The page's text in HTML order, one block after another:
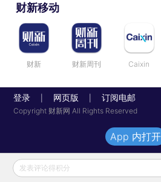
财新移动
财新 财新周刊 Caixin
登录 网页版 订阅电邮
Copyright 财新网 All Rights Reserved
发表评论得积分
App 内打开